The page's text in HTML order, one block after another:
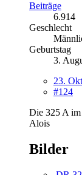
Beiträge
6.914
Geschlecht
Geburtstag
3.
23.
#124
Die 325 A
Alois
Bilder